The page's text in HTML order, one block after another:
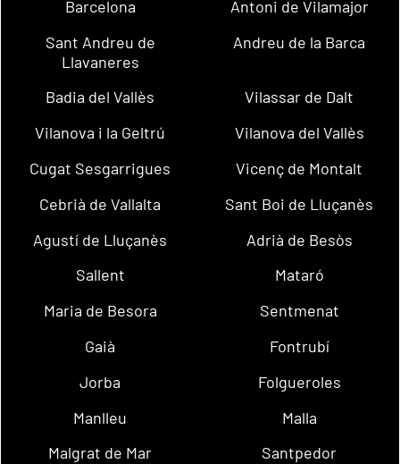
Barcelona
Antoni de Vilamajor
Sant Andreu de
Llavaneres
Andreu de la Barca
Badia del Vallès
Vilassar de Dalt
Vilanova i la Geltrú
Vilanova del Vallès
Cugat Sesgarrigues
Vicenç de Montalt
Cebrià de Vallalta
Sant Boi de Lluçanès
Agustí de Lluçanès
Adrià de Besòs
Sallent
Mataró
Maria de Besora
Sentmenat
Gaià
Fontrubí
Jorba
Folgueroles
Manlleu
Malla
Malgrat de Mar
Santpedor